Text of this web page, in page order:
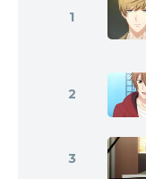
1
2
3